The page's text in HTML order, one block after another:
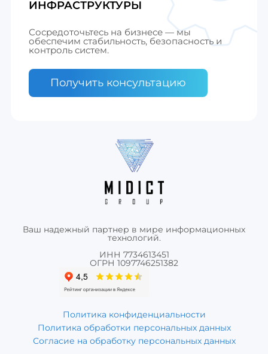
ИНФРАСТРУКТУРЫ
Сосредоточьтесь на бизнесе — мы
обеспечим стабильность, безопасность и
контроль систем.
Получить консультацию
Ваш надежный партнер в мире информационных
технологий.
ИНН 7734613451
ОГРН 1097746251382
Политика конфиденциальности
Политика обработки персональных данных
Согласие на обработку персональных данных